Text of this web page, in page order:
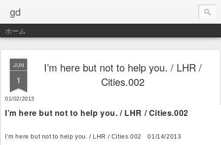
gd
ホーム
JUN
1
I’m here but not to help you. / LHR /
Cities.002
01/02/2013
I’m here but not to help you. / LHR / Cities.002
I’m here but not to help you. / LHR / Cities.002 01/14/2013